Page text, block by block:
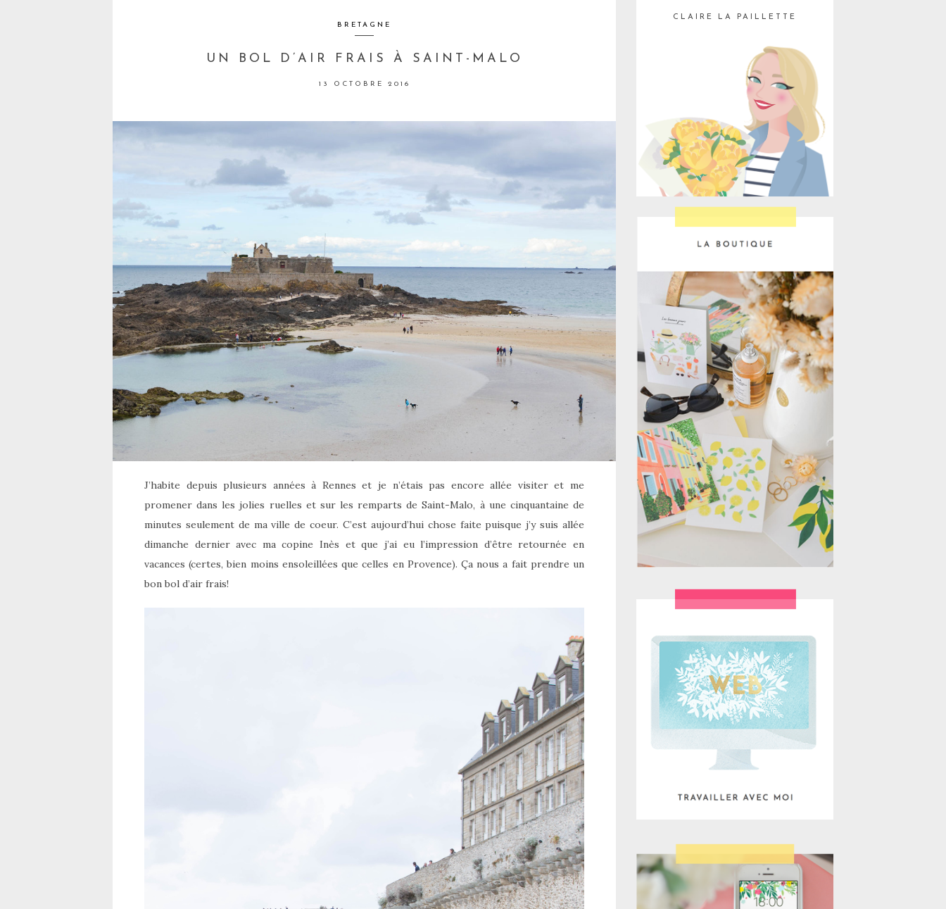
BRETAGNE
UN BOL D’AIR FRAIS À SAINT-MALO
13 OCTOBRE 2016
J’habite depuis plusieurs années à Rennes et je n’étais pas encore allée visiter et me
promener dans les jolies ruelles et sur les remparts de Saint-Malo, à une cinquantaine de
minutes seulement de ma ville de coeur. C’est aujourd’hui chose faite puisque j’y suis allée
dimanche dernier avec ma copine Inès et que j’ai eu l’impression d’être retournée en
vacances (certes, bien moins ensoleillées que celles en Provence). Ça nous a fait prendre un
bon bol d’air frais!
CLAIRE LA PAILLETTE